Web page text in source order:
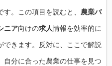
。この項目を読むと、 農業バ
ニア向けの求人情報を効率的に
できます。反対に、ここで解説
自分に合った農業の仕事を見つ